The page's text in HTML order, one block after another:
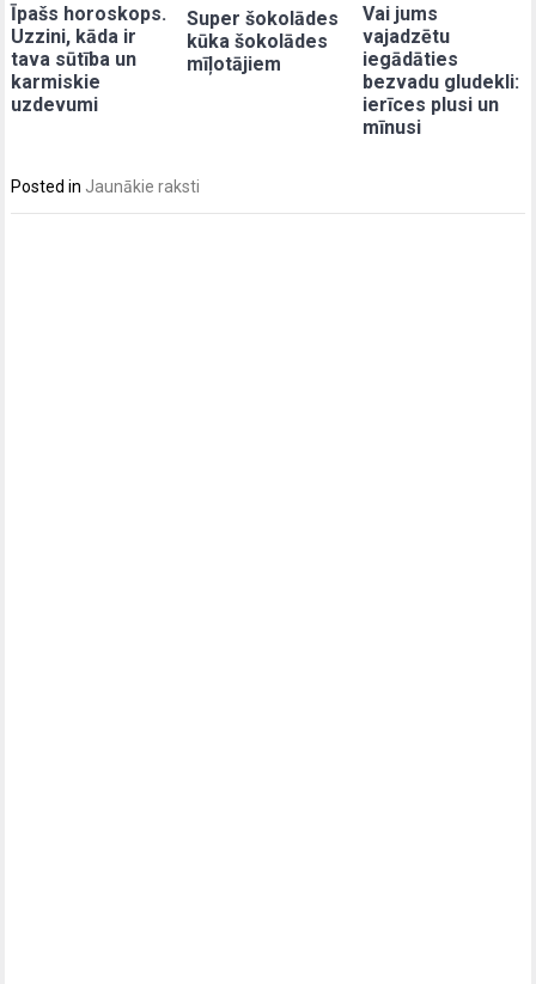
Īpašs horoskops.
Uzzini, kāda ir
tava sūtība un
karmiskie
uzdevumi
Super šokolādes
kūka šokolādes
mīļotājiem
Vai jums
vajadzētu
iegādāties
bezvadu gludekli:
ierīces plusi un
mīnusi
Posted in Jaunākie raksti